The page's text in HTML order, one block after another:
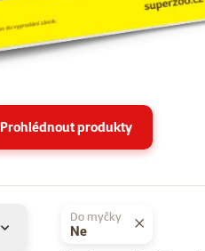
Prohlédnout produkty
Vybrané filtry
Do myčky
Ne